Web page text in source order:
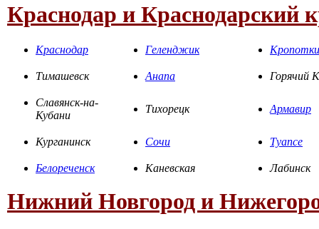
Краснодар и Краснодарский
Краснодар Геленджик
Тимашевск Анапа Горячий
Славянск-на-
Кубани
Тихорецк Армавир
Курганинск Сочи Туапсе
Белореченск Каневская Лабинск
Нижний Новгород и